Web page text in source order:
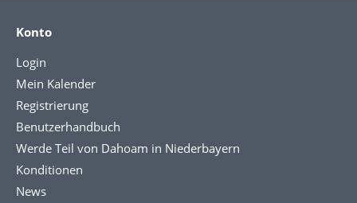
Konto
Login
Mein Kalender
Registrierung
Benutzerhandbuch
Werde Teil von Dahoam in Niederbayern
Konditionen
News